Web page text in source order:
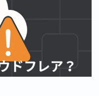
表記